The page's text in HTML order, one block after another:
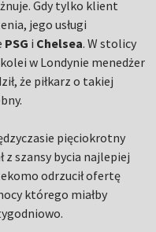
Gdy tylko klient
jego usługi
PSG i Chelsea. W stolicy
w Londynie menedżer
że piłkarz o takiej
pięciokrotny
z szansy bycia najlepiej
odrzucił ofertę
którego miałby